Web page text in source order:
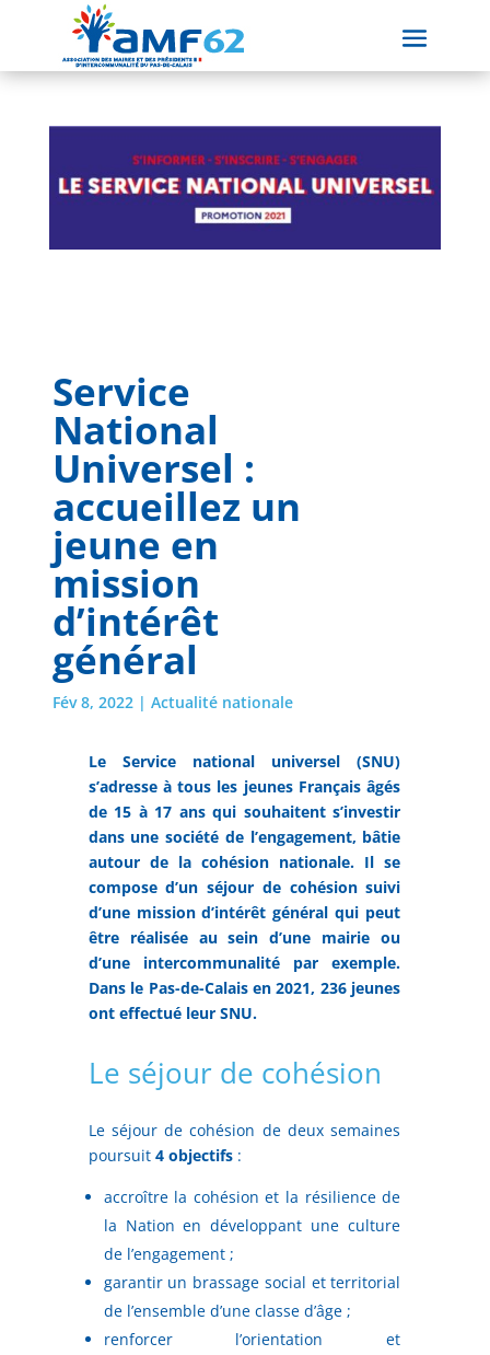
Service
National
Universel :
accueillez un
jeune en
mission
d’intérêt
général
Fév 8, 2022| Actualité nationale
Le Service national universel (SNU)
s’adresse à tous les jeunes Français âgés
de 15 à 17 ans qui souhaitent s’investir
dans une société de l’engagement, bâtie
autour de la cohésion nationale. Il se
compose d’un séjour de cohésion suivi
d’une mission d’intérêt général qui peut
être réalisée ausein d’une mairie ou
d’une intercommunalité par exemple.
Dans le Pas-de-Calais en 2021, 236 jeunes
ont effectué leur SNU.
Le séjour de cohésion
Le séjour de cohésion de deux semaines
poursuit 4 objectifs:
accroître la cohésion et la résilience de
la Nation en développant une culture
de l’engagement ;
garantir un brassage social et territorial
de l’ensemble d’une classe d’âge ;
renforcer l’orientation et